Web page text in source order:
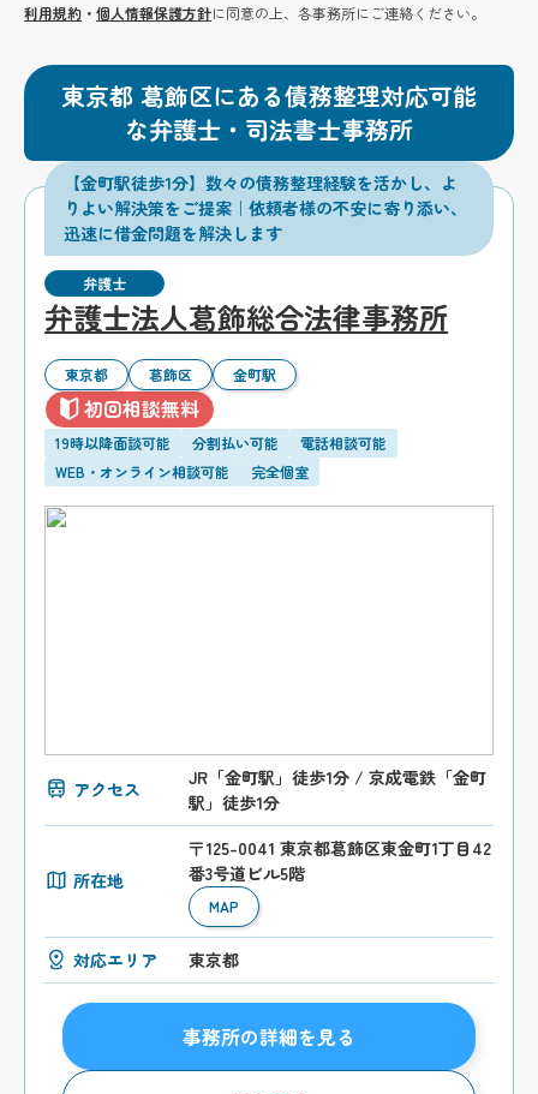
利用規約 ・個人情報保護方針に同意の上、各事務所にご連絡ください。
東京都 葛飾区にある債務整理対応可能
な弁護士・司法書士事務所
【金町駅徒歩1分】数々の債務整理経験を活かし、よ
りよい解決策をご提案｜依頼者様の不安に寄り添い、
迅速に借金問題を解決します
弁護士
弁護士法人葛飾総合法律事務所
東京都 葛飾区 金町駅
初回相談無料
19時以降面談可能 分割払い可能
電話相談可能
WEB・オンライン相談可能
完全個室
アクセス
JR「金町駅」徒歩1分 / 京成電鉄「金町
駅」徒歩1分
所在地
〒125-0041 東京都葛飾区東金町1丁目42
番3号道ビル5階
MAP
対応エリア 東京都
事務所の詳細を見る